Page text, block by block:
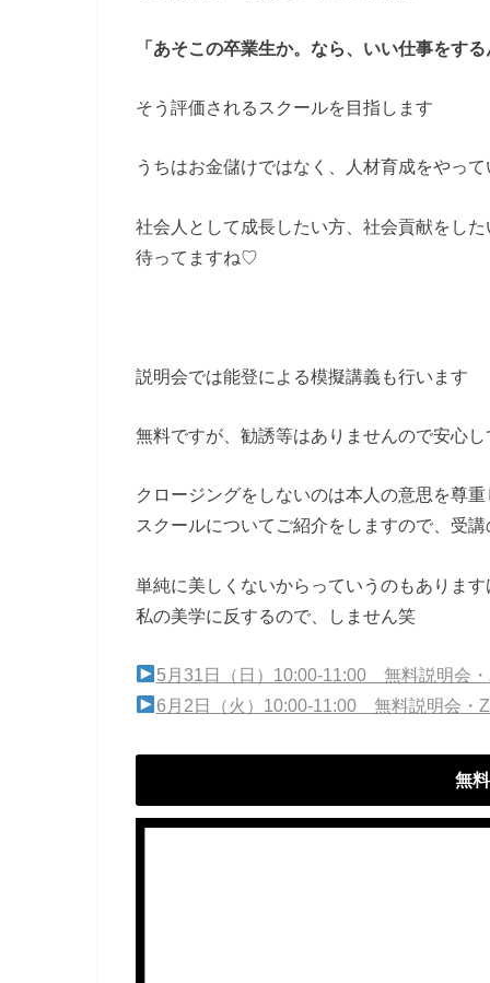
「あそこの卒業生か。なら、いい仕事をす
そう評価されるスクールを目指します
うちはお金儲けではなく、人材育成をやっ
社会人として成長したい方、社会貢献をした
待ってますね♡
説明会では能登による模擬講義も行います
無料ですが、勧誘等はありませんので安心
クロージングをしないのは本人の意思を尊
スクールについてご紹介をしますので、 受
単純に美しくないからっていうのもあります
私の美学に反するので、しません笑
5月31日（日）10:00‐11:00 無料説明会
6月2日（火）10:00‐11:00 無料説明会・
無